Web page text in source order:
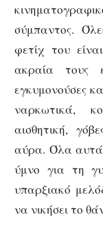
σύμπαντος.
φετίχ του
ακραία τους
εγκυμονούσες
ναρκωτικά,
αισθητική,
αύρα. Όλα αυτά
ύμνο για τη
υπαρξιακό
να νικήσει το